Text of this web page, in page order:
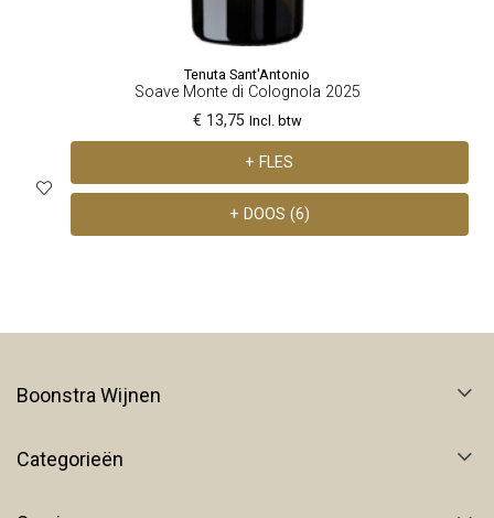
Tenuta Sant'Antonio
Soave Monte di Colognola 2025
€ 13,75 Incl. btw
+ FLES
+ DOOS (6)
Boonstra Wijnen
Categorieën